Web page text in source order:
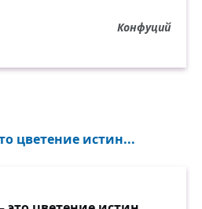
Конфуций
цветение истин...